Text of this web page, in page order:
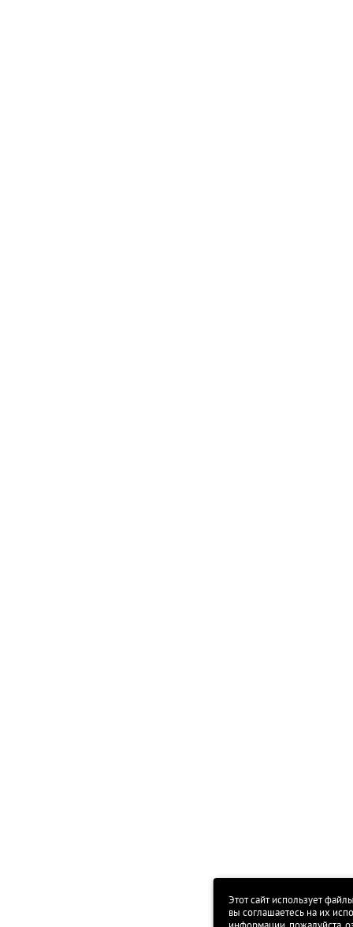
Этот сайт использует
вы соглашаетесь на их